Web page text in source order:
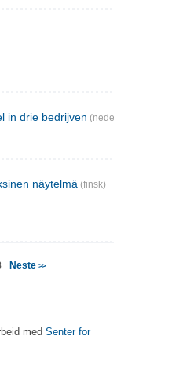
in drie bedrijven (nederlandsk)
näytelmä (finsk)
Neste >>
med Senter for